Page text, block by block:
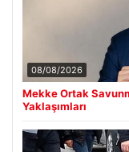
08/08/2026
Mekke Ortak
Yaklaşımları